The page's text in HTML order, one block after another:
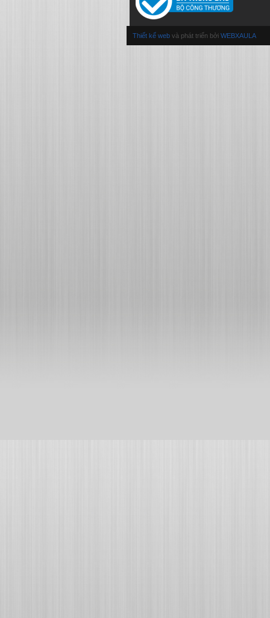
Thiết kế web và phát triển bởi WEBXAULA